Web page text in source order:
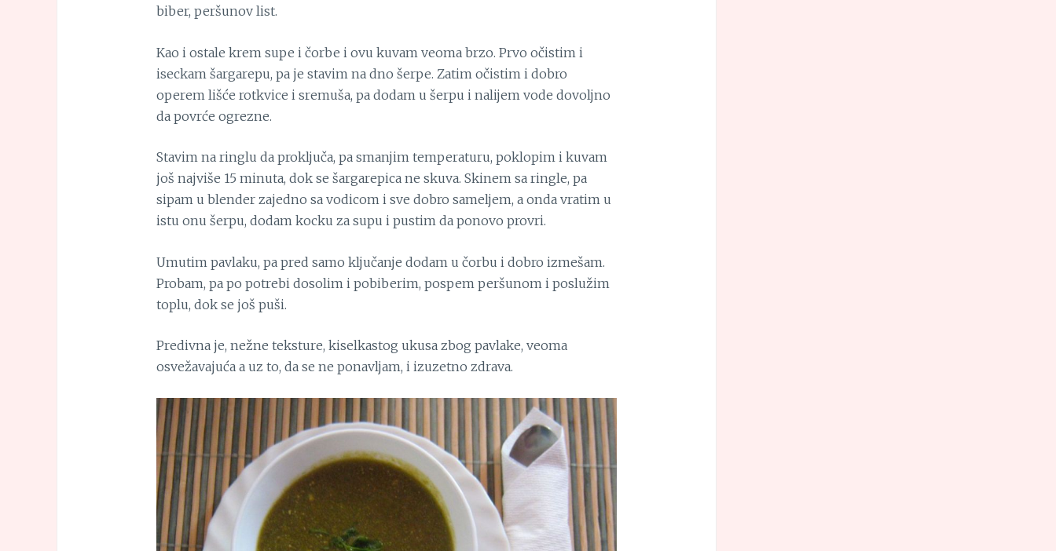
biber, peršunov list.
Kao i ostale krem supe i čorbe i ovu kuvam veoma brzo. Prvo očistim i
iseckam šargarepu, pa je stavim na dno šerpe. Zatim očistim i dobro
operem lišće rotkvice i sremuša, pa dodam u šerpu i nalijem vode dovoljno
da povrće ogrezne.
Stavim na ringlu da proključa, pa smanjim temperaturu, poklopim i kuvam
još najviše 15 minuta, dok se šargarepica ne skuva. Skinem sa ringle, pa
sipam u blender zajedno sa vodicom i sve dobro sameljem, a onda vratim u
istu onu šerpu, dodam kocku za supu i pustim da ponovo provri.
Umutim pavlaku, pa pred samo ključanje dodam u čorbu i dobro izmešam.
Probam, pa po potrebi dosolim i pobiberim, pospem peršunom i poslužim
toplu, dok se još puši.
Predivna je, nežne teksture, kiselkastog ukusa zbog pavlake, veoma
osvežavajuća a uz to, da se ne ponavljam, i izuzetno zdrava.